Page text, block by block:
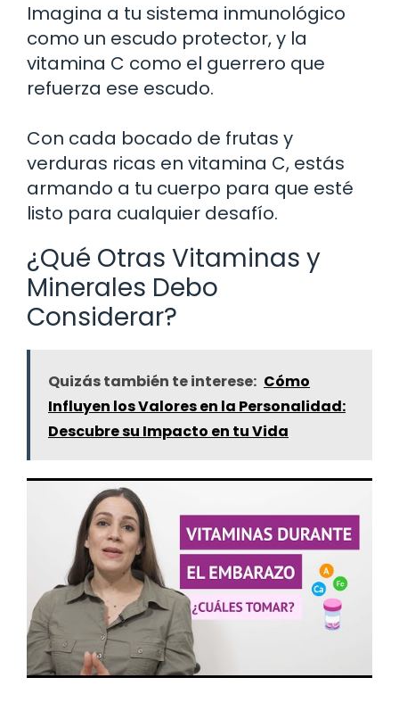
Imagina a tu sistema inmunológico
como un escudo protector, y la
vitamina C como el guerrero que
refuerza ese escudo.
Con cada bocado de frutas y
verduras ricas en vitamina C, estás
armando a tu cuerpo para que esté
listo para cualquier desafío.
¿Qué Otras Vitaminas y
Minerales Debo
Considerar?
Quizás también te interese: Cómo
Influyen los Valores en la Personalidad:
Descubre su Impacto en tu Vida